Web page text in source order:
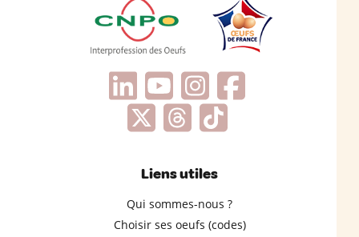
Liens utiles
Qui sommes-nous ?
Choisir ses oeufs (codes)